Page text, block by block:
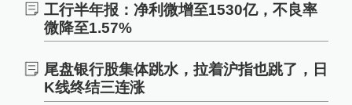
工行半年报：净利微增至1530亿，不良率
微降至1.57%
尾盘银行股集体跳水，拉着沪指也跳了，日
K线终结三连涨